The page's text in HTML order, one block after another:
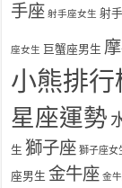
手座 射手座女生 射
座女生 巨蟹座男生
小熊排行
星座運勢
生 獅子座 獅子座女
座男生 金牛座 金